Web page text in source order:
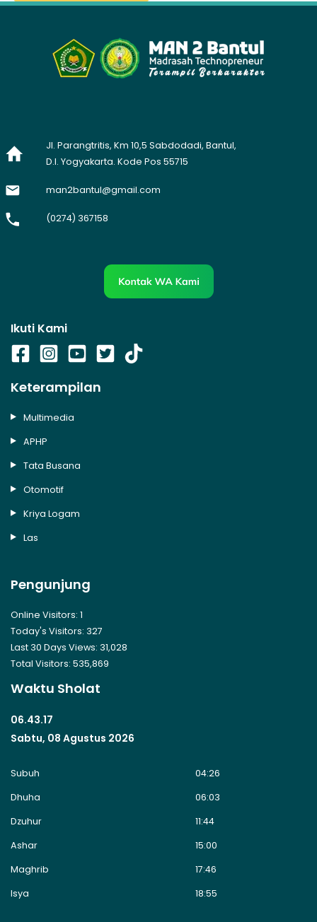
Jl. Parangtritis, Km 10,5 Sabdodadi, Bantul,
D.I. Yogyakarta. Kode Pos 55715
man2bantul@gmail.com
(0274) 367158
Ikuti Kami
Keterampilan
Multimedia
APHP
Tata Busana
Otomotif
Kriya Logam
Las
Pengunjung
Online Visitors: 1
Today's Visitors: 327
Last 30 Days Views: 31,028
Total Visitors: 535,869
Waktu Sholat
06.43.17
Sabtu, 08 Agustus 2026
Subuh
04:26
Dhuha
06:03
Dzuhur
11:44
Ashar
15:00
Maghrib
17:46
Isya
18:55